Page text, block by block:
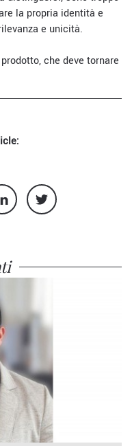
la propria identità e
e unicità.
che deve tornare